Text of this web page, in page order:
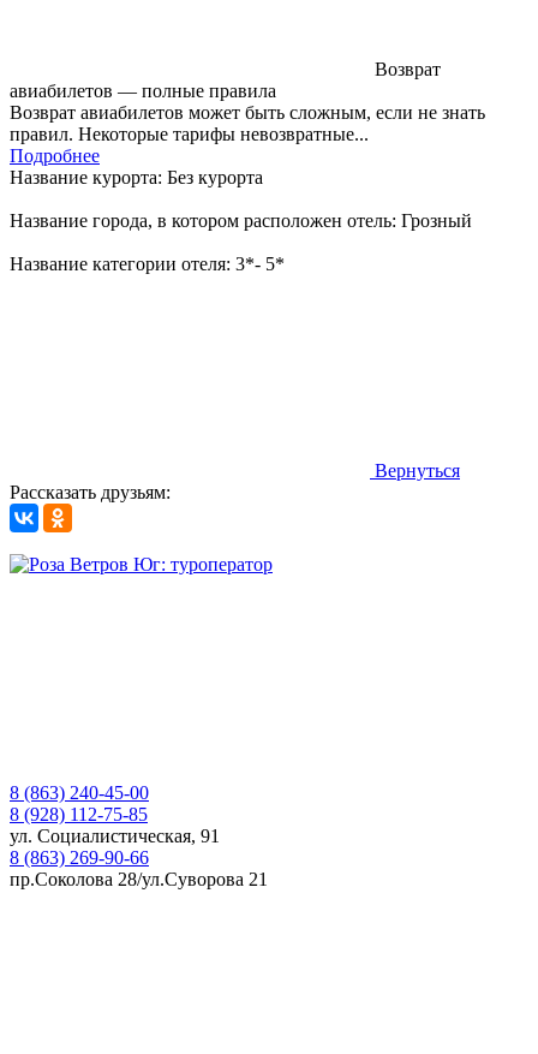
Возврат
авиабилетов — полные правила
Возврат авиабилетов может быть сложным, если не знать
правил. Некоторые тарифы невозвратные...
Подробнее
Название курорта: Без курорта
Название города, в котором расположен отель: Грозный
Название категории отеля: 3*- 5*
Вернуться
Рассказать друзьям:
8 (863) 240-45-00
8 (928) 112-75-85
ул. Социалистическая, 91
8 (863) 269-90-66
пр.Соколова 28/ул.Суворова 21